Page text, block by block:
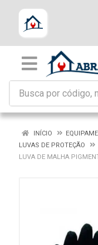
INÍCIO
LUVAS DE PROTEÇÃO
LUVA DE MALHA